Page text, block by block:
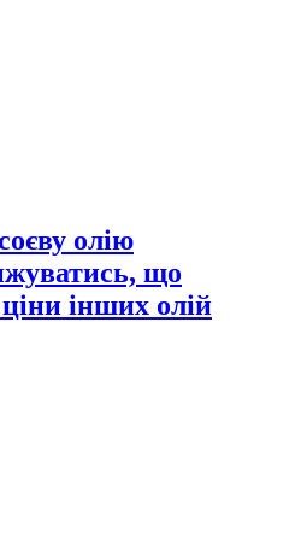
олію
що
інших олій